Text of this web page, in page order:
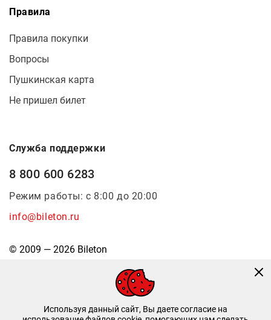
Правила
Правила покупки
Вопросы
Пушкинская карта
Не пришел билет
Служба поддержки
8 800 600 6283
Режим работы: с 8:00 до 20:00
info@bileton.ru
© 2009 — 2026 Bileton
Используя данный сайт, Вы даете согласие на